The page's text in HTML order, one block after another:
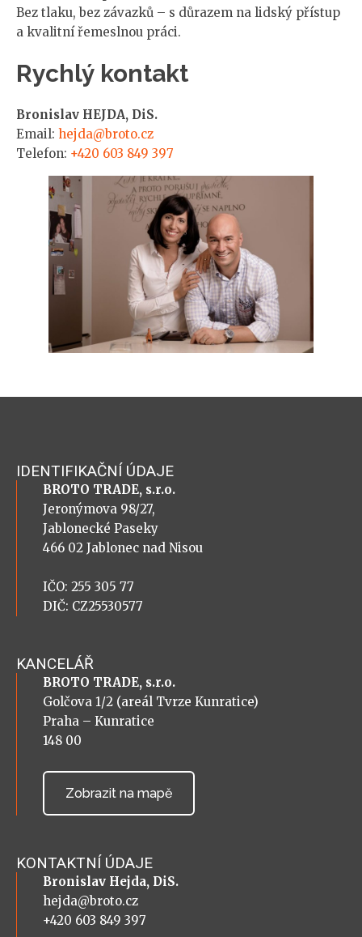
Bez tlaku, bez závazků – s důrazem na lidský přístup
a kvalitní řemeslnou práci.
Rychlý kontakt
Bronislav HEJDA, DiS.
Email: hejda@broto.cz
Telefon: +420 603 849 397
IDENTIFIKAČNÍ ÚDAJE
BROTO TRADE, s.r.o.
Jeronýmova 98/27,
Jablonecké Paseky
466 02 Jablonec nad Nisou
IČO: 255 305 77
DIČ: CZ25530577
KANCELÁŘ
BROTO TRADE, s.r.o.
Golčova 1/2 (areál Tvrze Kunratice)
Praha – Kunratice
148 00
Zobrazit na mapě
KONTAKTNÍ ÚDAJE
Bronislav Hejda, DiS.
hejda@broto.cz
+420 603 849 397